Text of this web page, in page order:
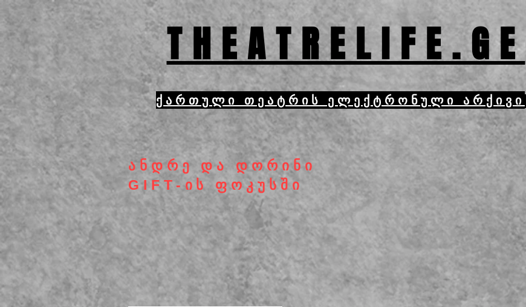
THEATRELIFE.GE
ქართული თეატრის ელექტრონული არქივი
ანდრე და დორინი
GIFT-ის ფოკუსში